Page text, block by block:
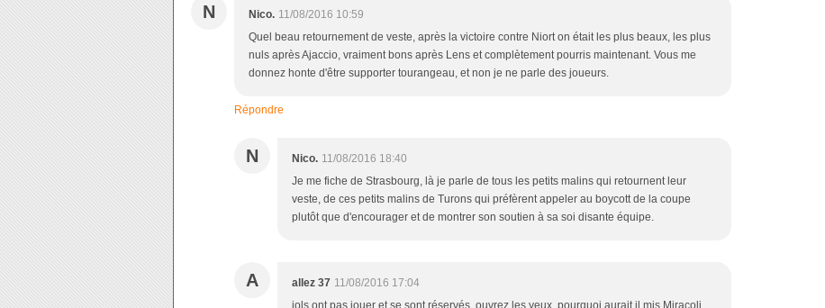
N Nico. 11/08/2016 10:59
Quel beau retournement de veste, après la victoire contre Niort on était les plus beaux, les plus
nuls après Ajaccio, vraiment bons après Lens et complètement pourris maintenant. Vous me
donnez honte d'être supporter tourangeau, et non je ne parle des joueurs.
Répondre
N Nico. 11/08/2016 18:40
Je me fiche de Strasbourg, là je parle de tous les petits malins qui retournent leur
veste, de ces petits malins de Turons qui préfèrent appeler au boycott de la coupe
plutôt que d'encourager et de montrer son soutien à sa soi disante équipe.
A allez 37 11/08/2016 17:04
iols ont pas jouer et se sont réservés ,ouvrez les yeux ,pourquoi aurait il mis Miracoli